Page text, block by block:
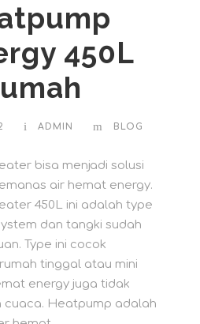
450L
ADMIN BLOG
bisa menjadi solusi
air hemat energy.
450L ini adalah type
dan tangki sudah
Type ini cocok
tinggal atau mini
energy juga tidak
Heatpump adalah